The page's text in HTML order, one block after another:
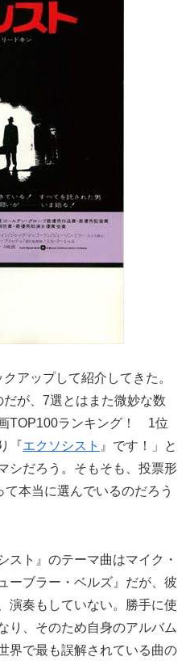
アップして紹介してきた。
が、7選とはまた微妙な数
TOP100ランキング！ 1位
『 エクソシスト 』です！」と
シだろう。そもそも、投票形
本当に選んでいるのだろう
スト』のテーマ曲はマイク・
ーブラー・ベルズ』だが、彼
演奏もしていない。勝手に使
り、そのため自身のアルバム
界で最も誤解されている曲の